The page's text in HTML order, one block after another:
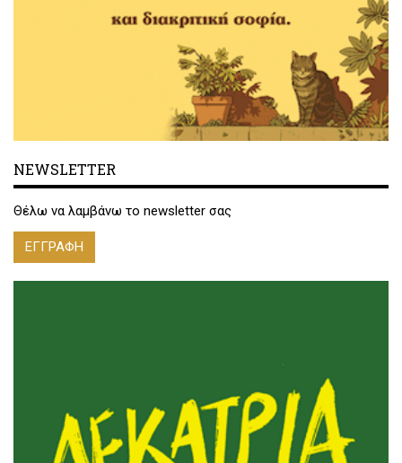
NEWSLETTER
Θέλω να λαμβάνω το newsletter σας
ΕΓΓΡΑΦΗ